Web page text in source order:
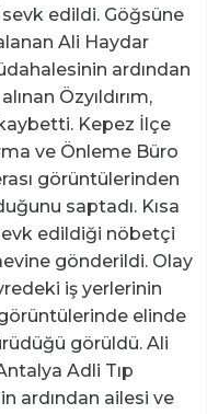
edildi. Göğsüne
Ali Haydar
ardından
Özyıldırım,
kaybetti. Kepez İlçe
ve Önleme Büro
görüntülerinden
saptadı. Kısa
edildiği nöbetçi
gönderildi. Olay
iş yerlerinin
elinde
görüldü. Ali
Adli Tıp
ardından ailesi ve